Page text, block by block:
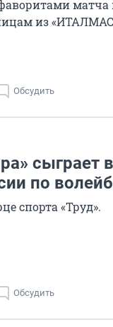
из
Обсудить
сыграет
по
спорта «Труд».
Обсудить